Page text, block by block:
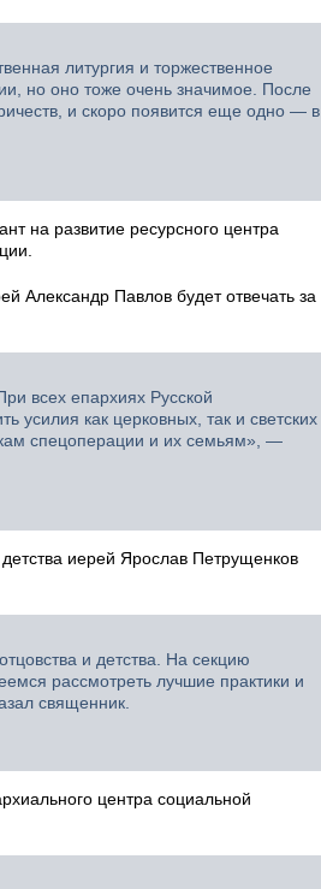
литургия и торжественное
но оно тоже очень значимое. После
и скоро появится еще одно — в
на развитие ресурсного центра
Александр Павлов будет отвечать за
всех епархиях Русской
как церковных, так и светских
спецоперации и их семьям», —
иерей Ярослав Петрущенков
и детства. На секцию
рассмотреть лучшие практики и
священник.
центра социальной